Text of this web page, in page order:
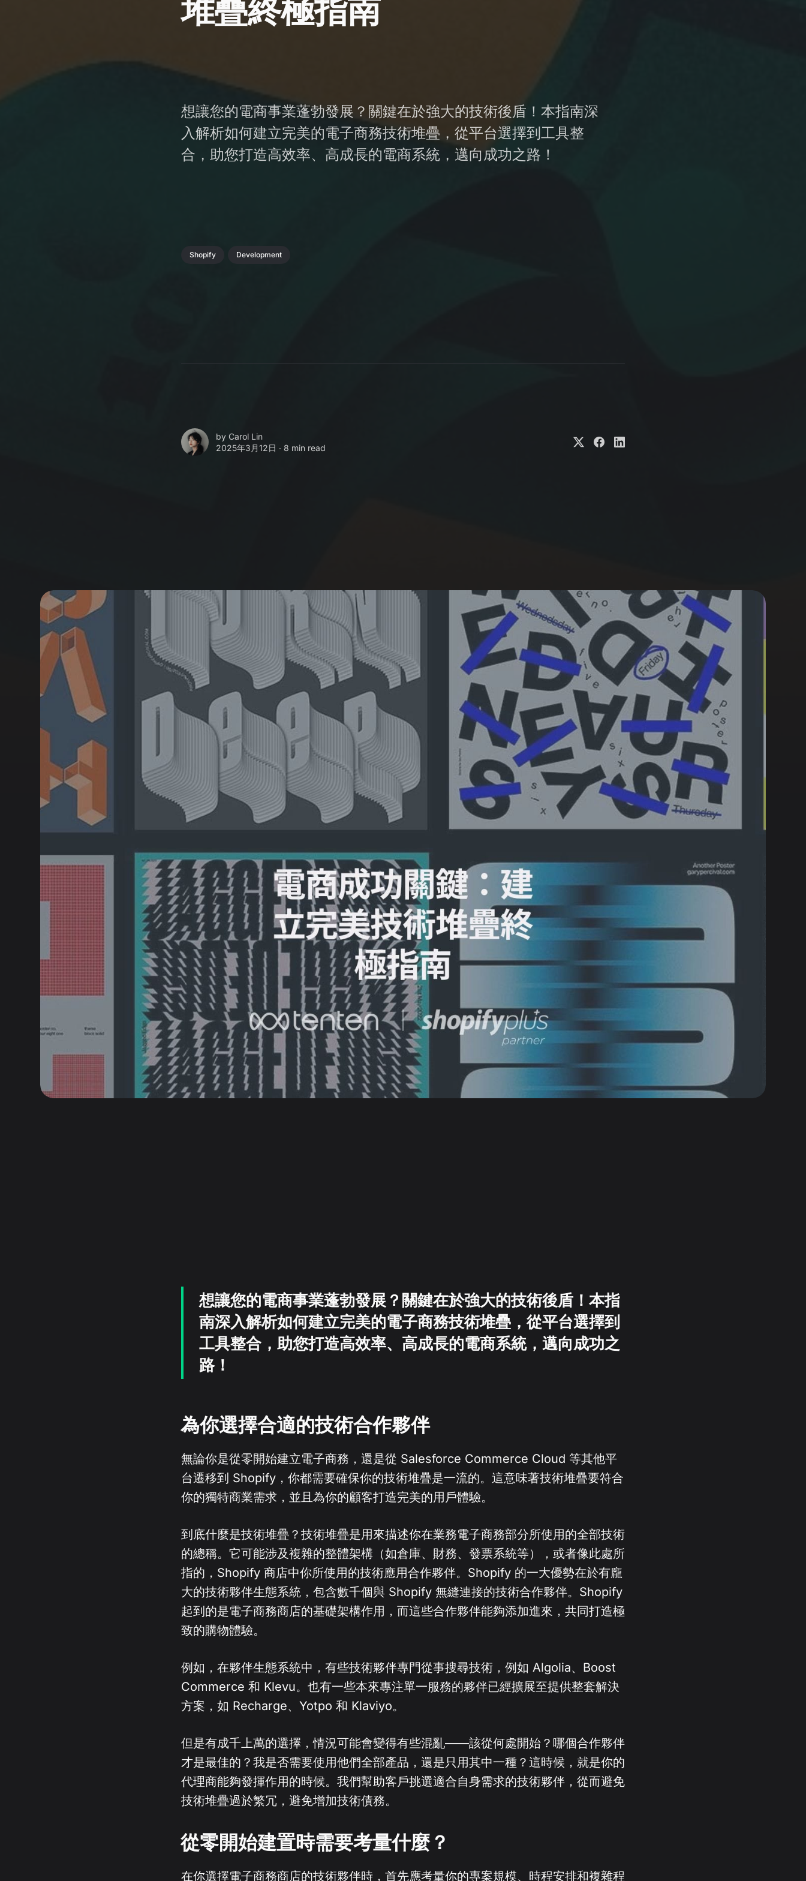
堆疊終極指南
想讓您的電商事業蓬勃發展？關鍵在於強大的技術後盾！本指南深
入解析如何建立完美的電子商務技術堆疊，從平台選擇到工具整
合，助您打造高效率、高成長的電商系統，邁向成功之路！
Shopify Development
by Carol Lin
2025年3月12日 ∙ 8 min read
想讓您的電商事業蓬勃發展？關鍵在於強大的技術後盾！本指
南深入解析如何建立完美的電子商務技術堆疊，從平台選擇到
工具整合，助您打造高效率、高成長的電商系統，邁向成功之
路！
為你選擇合適的技術合作夥伴
無論你是從零開始建立電子商務，還是從 Salesforce Commerce Cloud 等其他平
台遷移到 Shopify，你都需要確保你的技術堆疊是一流的。這意味著技術堆疊要符合
你的獨特商業需求，並且為你的顧客打造完美的用戶體驗。
到底什麼是技術堆疊？技術堆疊是用來描述你在業務電子商務部分所使用的全部技術
的總稱。它可能涉及複雜的整體架構（如倉庫、財務、發票系統等），或者像此處所
指的，Shopify 商店中你所使用的技術應用合作夥伴。Shopify 的一大優勢在於有龐
大的技術夥伴生態系統，包含數千個與 Shopify 無縫連接的技術合作夥伴。Shopify
起到的是電子商務商店的基礎架構作用，而這些合作夥伴能夠添加進來，共同打造極
致的購物體驗。
例如，在夥伴生態系統中，有些技術夥伴專門從事搜尋技術，例如 Algolia、Boost
Commerce 和 Klevu。也有一些本來專注單一服務的夥伴已經擴展至提供整套解決
方案，如 Recharge、Yotpo 和 Klaviyo。
但是有成千上萬的選擇，情況可能會變得有些混亂——該從何處開始？哪個合作夥伴
才是最佳的？我是否需要使用他們全部產品，還是只用其中一種？這時候，就是你的
代理商能夠發揮作用的時候。我們幫助客戶挑選適合自身需求的技術夥伴，從而避免
技術堆疊過於繁冗，避免增加技術債務。
從零開始建置時需要考量什麼？
在你選擇電子商務商店的技術夥伴時，首先應考量你的專案規模、時程安排和複雜程